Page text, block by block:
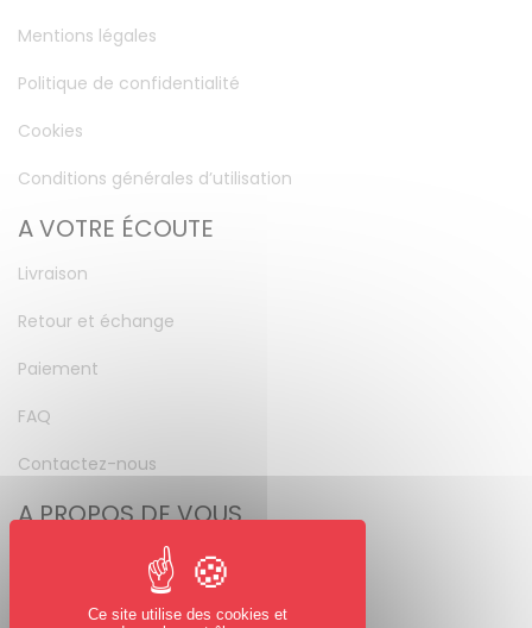
Mentions légales
Politique de confidentialité
Cookies
Conditions générales d’utilisation
A VOTRE ÉCOUTE
Livraison
Retour et échange
Paiement
FAQ
Contactez-nous
A PROPOS DE VOUS
Mot de passe perdu
Ce site utilise des cookies et